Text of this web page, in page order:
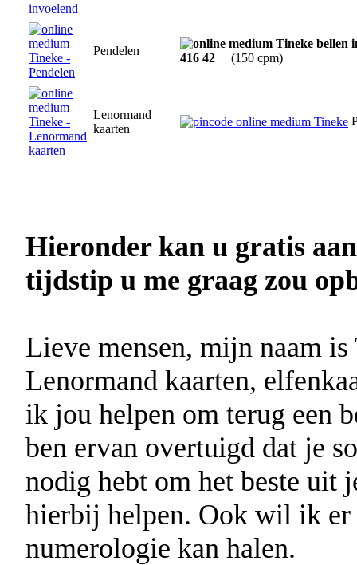
Pendelen
416 42 (150 cpm)
Lenormand
kaarten
Hieronder kan u gratis
tijdstip u me graag zou
Lieve mensen, mijn naam
Lenormand kaarten,
ik jou helpen om terug een
ben ervan overtuigd dat je
nodig hebt om het beste uit
hierbij helpen. Ook wil ik er
numerologie kan halen.